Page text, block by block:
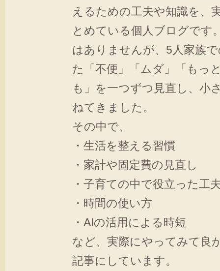
えるための工夫や知識を、
とめている個人ブログです
はありませんが、5人家族
た「不便」「ムダ」「もっ
も」を一つずつ見直し、小
ねてきました。
その中で、
・生活を整える習慣
・家計や固定費の見直し
・子育ての中で役立った工
・時間の使い方
・AIの活用による時短
など、実際にやってみて良
記事にしています。